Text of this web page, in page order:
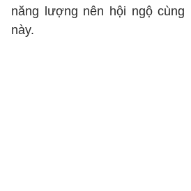
năng lượng nên hội ngộ cùng
này.